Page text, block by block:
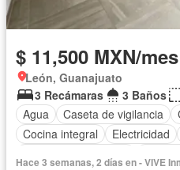
$ 11,500 MXN/mes
León, Guanajuato
3 Recámaras
3 Baños
Agua
Caseta de vigilancia
Cocina integral
Electricidad
Hace 3 semanas, 2 días en - VIVE